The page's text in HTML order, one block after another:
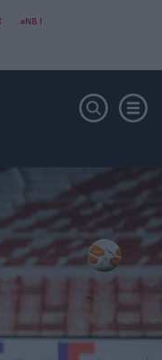
#NB I